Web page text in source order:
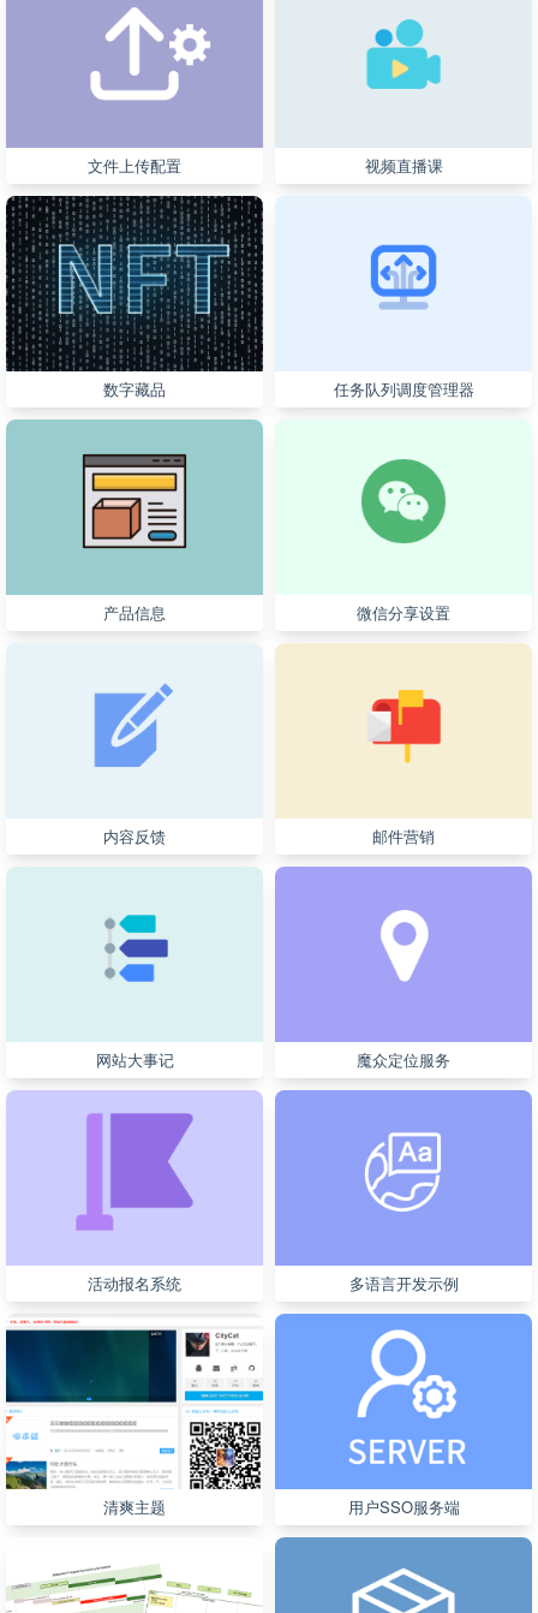
文件上传配置 视频直播课
数字藏品 任务队列调度管理器
产品信息 微信分享设置
内容反馈 邮件营销
网站大事记 魔众定位服务
活动报名系统 多语言开发示例
清爽主题 用户SSO服务端